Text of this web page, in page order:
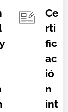
Ce
rti
fic
ac
ió
n
int